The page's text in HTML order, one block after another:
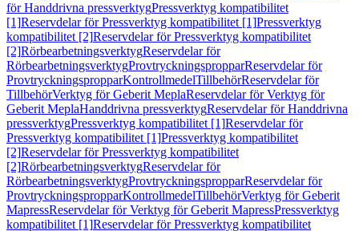
för Handdrivna pressverktygPressverktyg kompatibilitet
[1]Reservdelar för Pressverktyg kompatibilitet [1]Pressverktyg
kompatibilitet [2]Reservdelar för Pressverktyg kompatibilitet
[2]RörbearbetningsverktygReservdelar för
RörbearbetningsverktygProvtryckningspropparReservdelar för
ProvtryckningspropparKontrollmedelTillbehörReservdelar för
TillbehörVerktyg för Geberit MeplaReservdelar för Verktyg för
Geberit MeplaHanddrivna pressverktygReservdelar för Handdrivna
pressverktygPressverktyg kompatibilitet [1]Reservdelar för
Pressverktyg kompatibilitet [1]Pressverktyg kompatibilitet
[2]Reservdelar för Pressverktyg kompatibilitet
[2]RörbearbetningsverktygReservdelar för
RörbearbetningsverktygProvtryckningspropparReservdelar för
ProvtryckningspropparKontrollmedelTillbehörVerktyg för Geberit
MapressReservdelar för Verktyg för Geberit MapressPressverktyg
kompatibilitet [1]Reservdelar för Pressverktyg kompatibilitet